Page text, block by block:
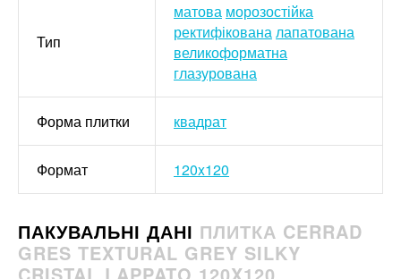
Тип
матова морозостійка
ректифікованалапатована
великоформатна
глазурована
Форма плитки квадрат
Формат 120x120
ПАКУВАЛЬНІ ДАНІ ПЛИТКА CERRAD
GRES TEXTURAL GREY SILKY